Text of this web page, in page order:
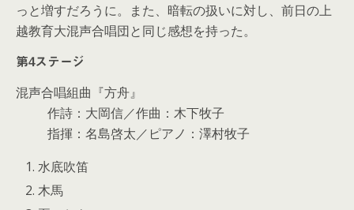
っと増すだろうに。また、暗転の扱いに対し、前日の上
越教育大混声合唱団と同じ感想を持った。
第4ステージ
混声合唱組曲『方舟』
作詩：大岡信／作曲：木下牧子
指揮：名島啓太／ピアノ：澤村牧子
水底吹笛
木馬